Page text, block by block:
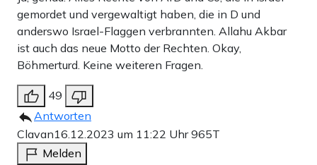
gemordet und vergewaltigt haben, die in D und
anderswo Israel-Flaggen verbrannten. Allahu Akbar
ist auch das neue Motto der Rechten. Okay,
Böhmerturd. Keine weiteren Fragen.
49
Antworten
Clavan16.12.2023 um 11:22 Uhr965T
Melden